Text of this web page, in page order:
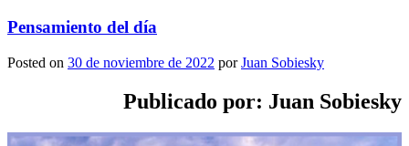
Pensamiento del día
Posted on 30 de noviembre de 2022 porJuan Sobiesky
Publicado por: Juan Sobiesky